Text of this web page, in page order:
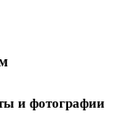
и фотографии